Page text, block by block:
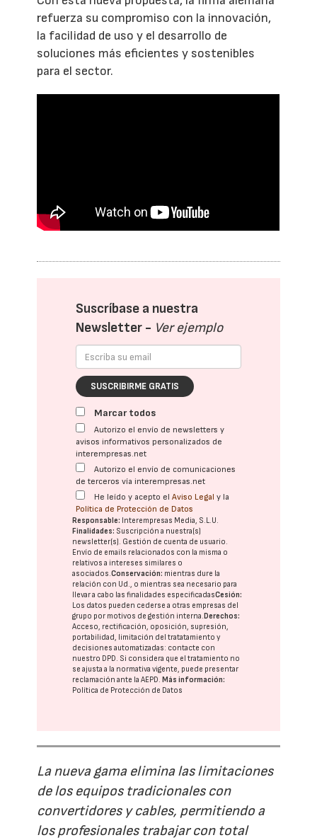
refuerza su compromiso con la innovación,
la facilidad de uso y el desarrollo de
soluciones más eficientes y sostenibles
para el sector.
Suscríbase a nuestra
Newsletter - Ver ejemplo
SUSCRIBIRME GRATIS
Marcar todos
Autorizo el envío de newsletters y
avisos informativos personalizados de
interempresas.net
Autorizo el envío de comunicaciones
de terceros vía interempresas.net
He leído y acepto elAviso Legal y la
Política de Protección de Datos
Responsable: Interempresas Media, S.L.U.
Finalidades: Suscripción a nuestra(s)
newsletter(s). Gestión de cuenta de usuario.
Envío de emails relacionados con la misma o
relativos a intereses similares o
asociados.Conservación: mientras dure la
relación con Ud., o mientras sea necesario para
llevar a cabo las finalidades especificadasCesión:
Los datos pueden cederse a otras empresas del
grupo por motivos de gestión interna. Derechos:
Acceso, rectificación, oposición, supresión,
portabilidad, limitación del tratatamiento y
decisiones automatizadas: contacte con
nuestro DPD. Si considera que el tratamiento no
se ajusta a la normativa vigente, puede presentar
reclamación ante laAEPD. Más información:
Política de Protección de Datos
La nueva gama elimina las limitaciones
de los equipos tradicionales con
convertidores y cables, permitiendo a
los profesionales trabajar con total